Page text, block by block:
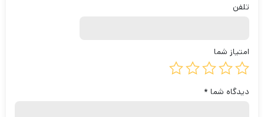
تلفن
امتیاز شما
دیدگاه شما *